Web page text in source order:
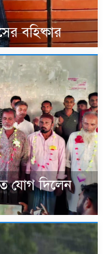
বহিষ্কার
যোগ দিলেন